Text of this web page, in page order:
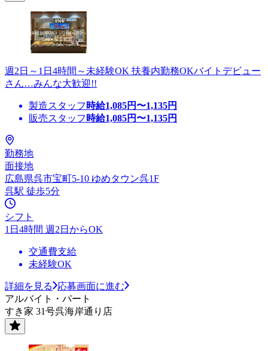
週2日～1日4時間～未経験OK 扶養内勤務OKバイトデビュー
さん…みんな大歓迎!!
製造スタッフ 時給1,085円〜1,135円
販売スタッフ 時給1,085円〜1,135円
勤務地
面接地
広島県呉市宝町5-10 ゆめタウン呉1F
呉駅 徒歩5分
シフト
1日4時間 週2日からOK
交通費支給
未経験OK
詳細を見る
応募画面に進む
アルバイト・パート
すき家 31号呉海岸通り店